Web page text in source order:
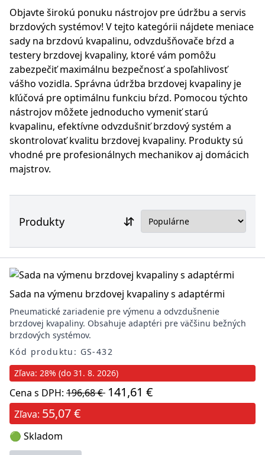
Objavte širokú ponuku nástrojov pre údržbu a servis
brzdových systémov! V tejto kategórii nájdete meniace
sady na brzdovú kvapalinu, odvzdušňovače bŕzd a
testery brzdovej kvapaliny, ktoré vám pomôžu
zabezpečiť maximálnu bezpečnosť a spoľahlivosť
vášho vozidla. Správna údržba brzdovej kvapaliny je
kľúčová pre optimálnu funkciu bŕzd. Pomocou týchto
nástrojov môžete jednoducho vymeniť starú
kvapalinu, efektívne odvzdušniť brzdový systém a
skontrolovať kvalitu brzdovej kvapaliny. Produkty sú
vhodné pre profesionálnych mechanikov aj domácich
majstrov.
Produkty
Sada na výmenu brzdovej kvapaliny s adaptérmi
Pneumatické zariadenie pre výmenu a odvzdušnenie
brzdovej kvapaliny. Obsahuje adaptéri pre väčšinu bežných
brzdových systémov.
Kód produktu: GS-432
Zľava: 28% (do 31. 8. 2026)
Cena s DPH: 196,68 € 141,61 €
Zľava: 55,07 €
🟢 Skladom